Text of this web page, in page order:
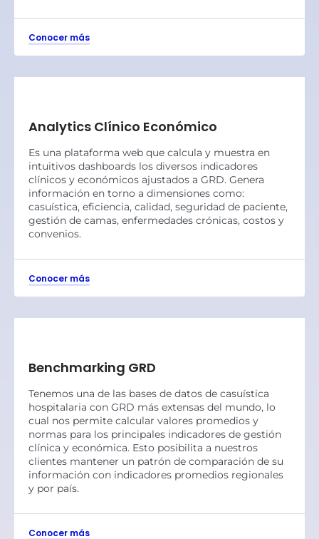
Conocer más
Analytics Clínico Económico
Es una plataforma web que calcula y muestra en
intuitivos dashboards los diversos indicadores
clínicos y económicos ajustados a GRD. Genera
información en torno a dimensiones como:
casuística, eficiencia, calidad, seguridad de paciente,
gestión de camas, enfermedades crónicas, costos y
convenios.
Conocer más
Benchmarking GRD
Tenemos una de las bases de datos de casuística
hospitalaria con GRD más extensas del mundo, lo
cual nos permite calcular valores promedios y
normas para los principales indicadores de gestión
clínica y económica. Esto posibilita a nuestros
clientes mantener un patrón de comparación de su
información con indicadores promedios regionales
y por país.
Conocer más